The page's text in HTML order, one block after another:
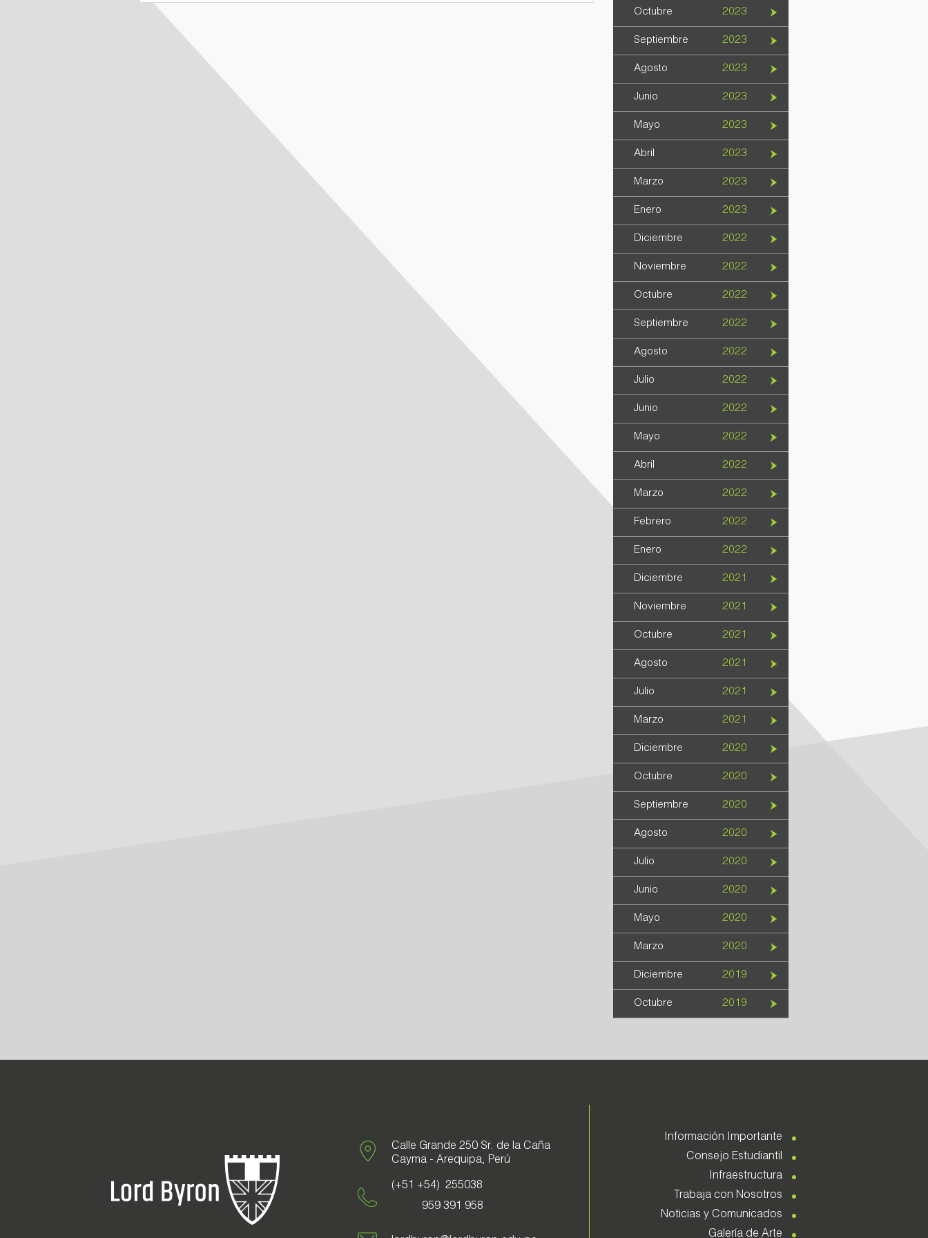
Octubre 2023
Septiembre 2023
Agosto 2023
Junio 2023
Mayo 2023
Abril 2023
Marzo 2023
Enero 2023
Diciembre 2022
Noviembre 2022
Octubre 2022
Septiembre 2022
Agosto 2022
Julio 2022
Junio 2022
Mayo 2022
Abril 2022
Marzo 2022
Febrero 2022
Enero 2022
Diciembre 2021
Noviembre 2021
Octubre 2021
Agosto 2021
Julio 2021
Marzo 2021
Diciembre 2020
Octubre 2020
Septiembre 2020
Agosto 2020
Julio 2020
Junio 2020
Mayo 2020
Marzo 2020
Diciembre 2019
Octubre 2019
Calle Grande 250 Sr. de la Caña
Cayma - Arequipa, Perú
(+51 +54) 255038
959 391 958
Información Importante
Consejo Estudiantil
Infraestructura
Trabaja con Nosotros
Noticias y Comunicados
Galería de Arte